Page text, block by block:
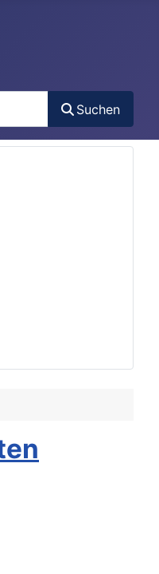
Suchen